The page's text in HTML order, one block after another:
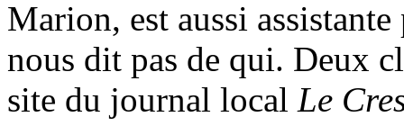
Marion, est aussi
nous dit pas de qui. Deux
site du journal local Le